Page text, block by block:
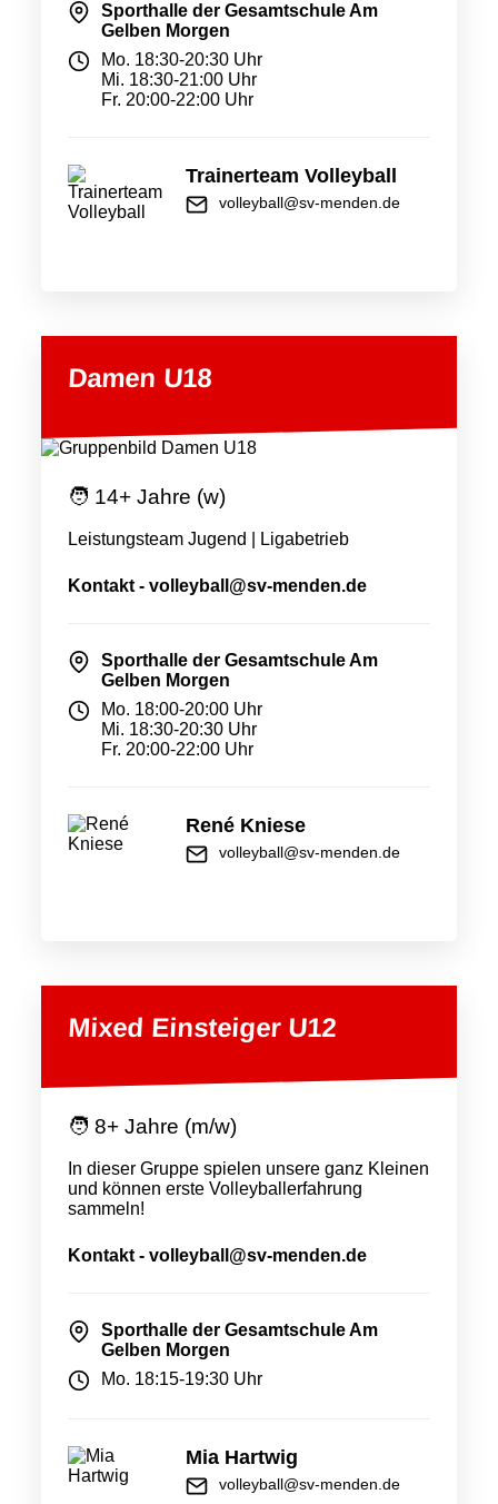
Sporthalle der Gesamtschule Am
Gelben Morgen
Mo. 18:30-20:30 Uhr
Mi. 18:30-21:00 Uhr
Fr. 20:00-22:00 Uhr
Trainerteam Volleyball
volleyball@sv-menden.de
Damen U18
🧑 14+ Jahre (w)
Leistungsteam Jugend | Ligabetrieb
Kontakt - volleyball@sv-menden.de
Sporthalle der Gesamtschule Am
Gelben Morgen
Mo. 18:00-20:00 Uhr
Mi. 18:30-20:30 Uhr
Fr. 20:00-22:00 Uhr
René Kniese
volleyball@sv-menden.de
Mixed Einsteiger U12
🧑 8+ Jahre (m/w)
In dieser Gruppe spielen unsere ganz Kleinen
und können erste Volleyballerfahrung
sammeln!
Kontakt - volleyball@sv-menden.de
Sporthalle der Gesamtschule Am
Gelben Morgen
Mo. 18:15-19:30 Uhr
Mia Hartwig
volleyball@sv-menden.de